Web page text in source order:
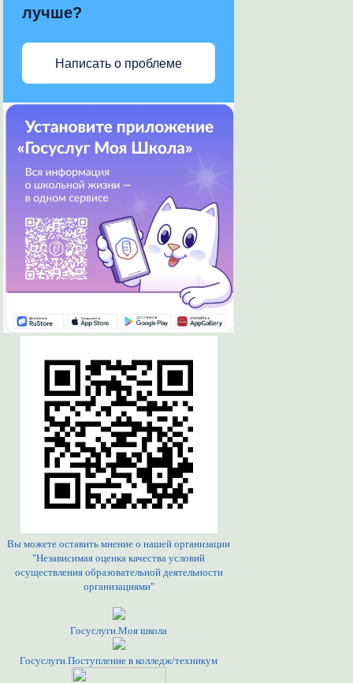
лучше?
Написать о проблеме
Вы можете оставить мнение о нашей организации
"Независимая оценка качества условий
осуществления образовательной деятельности
организациями"
Госуслуги.Моя школа
Госуслуги.Поступление в колледж/техникум